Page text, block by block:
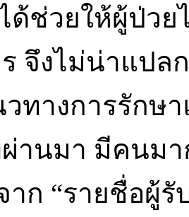
ด้ช่วยให้ผู้ป่วย
จึงไม่น่าแปล
วทางการรัก
านมา มีคนมา
าก “รายชื่อผู้